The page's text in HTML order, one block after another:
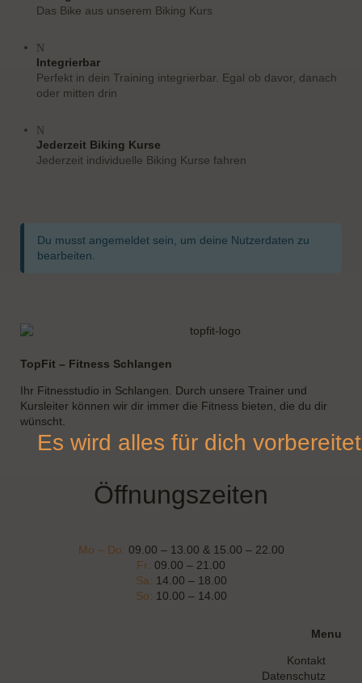
Es wird alles für dich vorbereitet
Das Bike aus unserem Biking Kurs
Integrierbar
Perfekt in dein Training integrierbar. Egal ob davor, danach
oder mitten drin
Jederzeit Biking Kurse
Jederzeit individuelle Biking Kurse fahren
Du musst angemeldet sein, um deine Nutzerdaten zu
bearbeiten.
TopFit – Fitness Schlangen
Ihr Fitnesstudio in Schlangen. Durch unsere Trainer und
Kursleiter können wir dir immer die Fitness bieten, die du dir
wünscht.
Öffnungszeiten
Mo – Do: 09.00 – 13.00 & 15.00 – 22.00
Fr: 09.00 – 21.00
Sa: 14.00 – 18.00
So: 10.00 – 14.00
Menu
Kontakt
Datenschutz